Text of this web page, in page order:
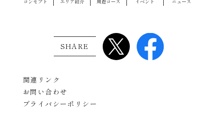
SHARE
関連リンク
お問い合わせ
プライバシーポリシー